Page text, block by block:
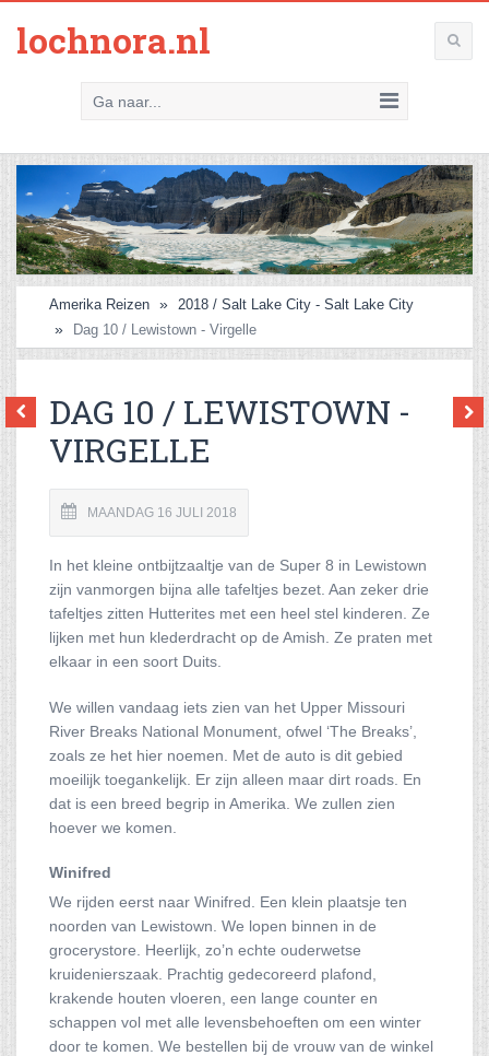
lochnora.nl
Ga naar...
Amerika Reizen
2018 / Salt Lake City - Salt Lake City
Dag 10 / Lewistown - Virgelle
DAG 10 / LEWISTOWN -
VIRGELLE
MAANDAG 16 JULI 2018
In het kleine ontbijtzaaltje van de Super 8 in Lewistown
zijn vanmorgen bijna alle tafeltjes bezet. Aan zeker drie
tafeltjes zitten Hutterites met een heel stel kinderen. Ze
lijken met hun klederdracht op de Amish. Ze praten met
elkaar in een soort Duits.
We willen vandaag iets zien van het Upper Missouri
River Breaks National Monument, ofwel ‘The Breaks’,
zoals ze het hier noemen. Met de auto is dit gebied
moeilijk toegankelijk. Er zijn alleen maar dirt roads. En
dat is een breed begrip in Amerika. We zullen zien
hoever we komen.
Winifred
We rijden eerst naar Winifred. Een klein plaatsje ten
noorden van Lewistown. We lopen binnen in de
grocerystore. Heerlijk, zo’n echte ouderwetse
kruidenierszaak. Prachtig gedecoreerd plafond,
krakende houten vloeren, een lange counter en
schappen vol met alle levensbehoeften om een winter
door te komen. We bestellen bij de vrouw van de winkel